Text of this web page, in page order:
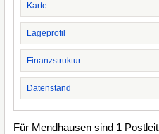
Karte
Lageprofil
Finanzstruktur
Datenstand
Für Mendhausen sind 1